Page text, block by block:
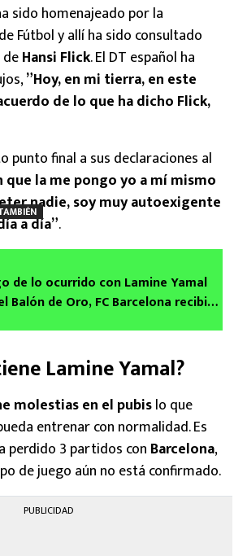
sido homenajeado por la
Fútbol y allí ha sido consultado
Hansi Flick. El DT español ha
”Hoy, en mi tierra, en este
de lo que ha dicho Flick,
punto final a sus declaraciones al
que la me pongo yo a mí mismo
nadie, soy muy autoexigente
a día”.
de lo ocurrido con Lamine Yamal
Balón de Oro, FC Barcelona recibió
Lamine Yamal?
molestias en el pubislo que
entrenar con normalidad. Es
perdido 3 partidos con Barcelona,
de juego aún no está confirmado.
PUBLICIDAD